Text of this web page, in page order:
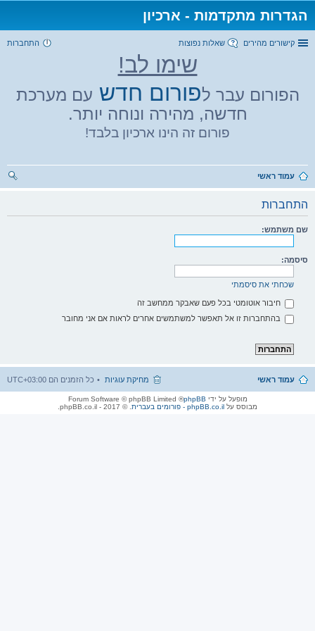
הגדרות מתקדמות - ארכיון
קישורים מהירים שאלות נפוצות התחברות
שימו לב!
הפורום עבר לפורום חדש עם מערכת
חדשה, מהירה ונוחה יותר.
פורום זה הינו ארכיון בלבד!
עמוד ראשי
התחברות
שם משתמש:
סיסמה:
שכחתי את סיסמתי
חיבור אוטומטי בכל פעם שאבקר ממחשב זה
בהתחברות זו אל תאפשר למשתמשים אחרים לראות אם אני מחובר
עמוד ראשי כל הזמנים הם UTC+03:00 מחיקת עוגיות
מופעל על ידי phpBB
® Forum Software © phpBB Limited
מבוסס על phpBB.co.il - פורומים בעברית . © 2017 - phpBB.co.il.